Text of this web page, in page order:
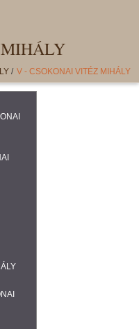
/ V - CSOKONAI VITÉZ MIHÁLY